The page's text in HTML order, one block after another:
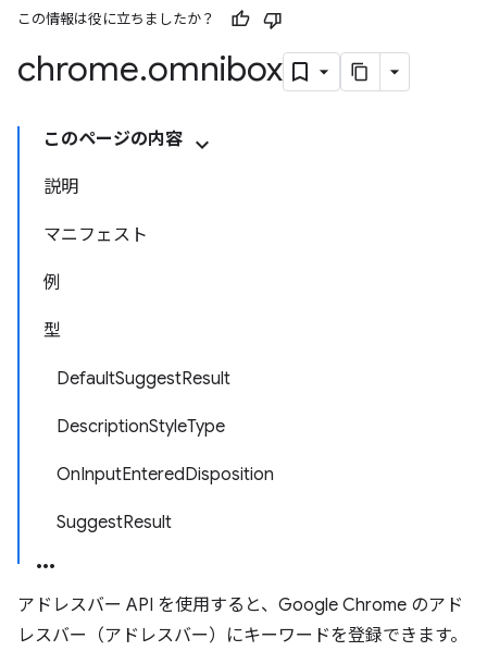
この情報は役に立ちましたか？
chrome.omnibox
このページの内容
説明
マニフェスト
例
型
DefaultSuggestResult
DescriptionStyleType
OnInputEnteredDisposition
SuggestResult
アドレスバー API を使用すると、Google Chrome のアド
レスバー（アドレスバー）にキーワードを登録できます。